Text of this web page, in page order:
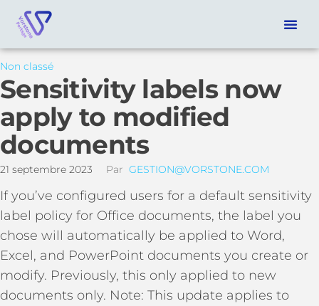
Non classé
Sensitivity labels now
apply to modified
documents
21 septembre 2023 Par GESTION@VORSTONE.COM
If you’ve configured users for a default sensitivity
label policy for Office documents, the label you
chose will automatically be applied to Word,
Excel, and PowerPoint documents you create or
modify. Previously, this only applied to new
documents only. Note: This update applies to